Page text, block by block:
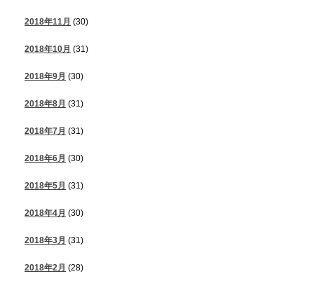
2018年11月 (30)
2018年10月 (31)
2018年9月 (30)
2018年8月 (31)
2018年7月 (31)
2018年6月 (30)
2018年5月 (31)
2018年4月 (30)
2018年3月 (31)
2018年2月 (28)